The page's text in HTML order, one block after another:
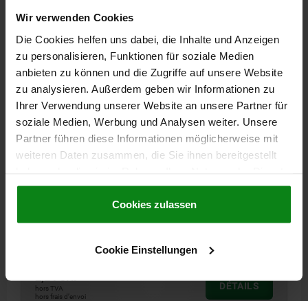
Wir verwenden Cookies
Die Cookies helfen uns dabei, die Inhalte und Anzeigen
zu personalisieren, Funktionen für soziale Medien
anbieten zu können und die Zugriffe auf unsere Website
zu analysieren. Außerdem geben wir Informationen zu
Ihrer Verwendung unserer Website an unsere Partner für
soziale Medien, Werbung und Analysen weiter. Unsere
Partner führen diese Informationen möglicherweise mit
weiteren Daten zusammen, die Sie ihnen bereitgestellt
gesammelt haben.Cookie Richtlinien
Datenschutz|AGB
Cookies zulassen
Cookie Einstellungen
NOUVEAU
03071-90
POUSSOIR À RESSORT STANDARD, FINITION LISSE,
SANS EMBASE, D=12 L=24, ACIER, COMP:ACIER
LONGUEUR=24 D1=10 COURSE=3,2
FORCE DU RESSORT INITIALE F1 ENV. N=54
FORCE DU RESSORT FINALE F2 ENV. N=122
2,24 CHF
hors TVA
hors frais d’envoi
DÉTAILS